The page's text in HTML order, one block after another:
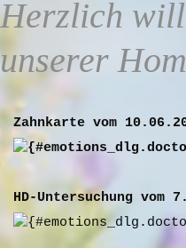
Herzlich
unserer
Zahnkarte vom
HD-Untersuchung